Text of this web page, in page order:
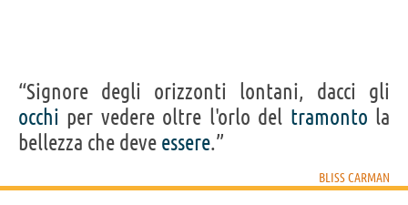
“Signore degli orizzonti lontani, dacci gli
occhi per vedere oltre l'orlo del tramonto la
bellezza che deve essere.”
BLISS CARMAN